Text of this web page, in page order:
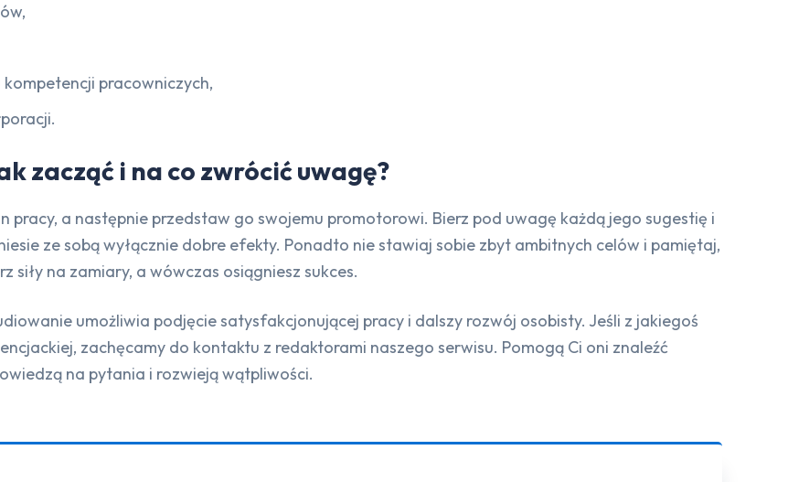
pracowniczych,
zacząć i na co zwrócić uwagę?
pracy, a następnie przedstaw go swojemu promotorowi. Bierz pod uwagę każdą jego sugestię i
ze sobą wyłącznie dobre efekty. Ponadto nie stawiaj sobie zbyt ambitnych celów i pamiętaj,
siły na zamiary, a wówczas osiągniesz sukces.
umożliwia podjęcie satysfakcjonującej pracy i dalszy rozwój osobisty. Jeśli z jakiegoś
zachęcamy do kontaktu z redaktorami naszego serwisu. Pomogą Ci oni znaleźć
na pytania i rozwieją wątpliwości.